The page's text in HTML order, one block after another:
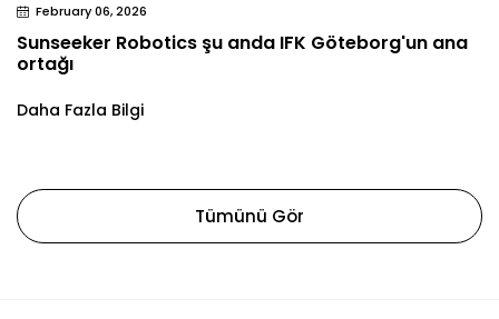
February 06, 2026
Sunseeker Robotics şu anda IFK Göteborg'un ana
ortağı
Daha Fazla Bilgi
Tümünü Gör